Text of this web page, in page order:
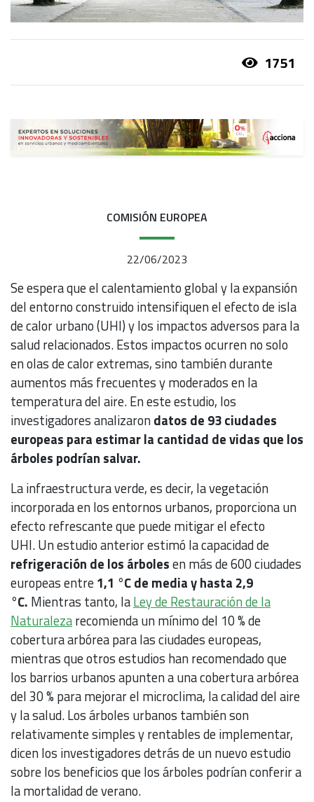
1751
COMISIÓN EUROPEA
22/06/2023
Se espera que el calentamiento global y la expansión
del entorno construido intensifiquen el efecto de isla
de calor urbano (UHI) y los impactos adversos para la
salud relacionados. Estos impactos ocurren no solo
en olas de calor extremas, sino también durante
aumentos más frecuentes y moderados en la
temperatura del aire. En este estudio, los
investigadores analizarondatos de 93 ciudades
europeas para estimar la cantidad de vidas que los
árboles podrían salvar.
La infraestructura verde, es decir, la vegetación
incorporada en los entornos urbanos, proporciona un
efecto refrescante que puede mitigar el efecto
UHI. Un estudio anterior estimó la capacidad de
refrigeración de los árbolesen más de 600 ciudades
europeas entre1,1 °C de media y hasta 2,9
°C. Mientras tanto, laLey de Restauración de la
Naturalezarecomienda un mínimo del 10 % de
cobertura arbórea para las ciudades europeas,
mientras que otros estudios han recomendado que
los barrios urbanos apunten a una cobertura arbórea
del 30 % para mejorar el microclima, la calidad del aire
y la salud. Los árboles urbanos también son
relativamente simples y rentables de implementar,
dicen los investigadores detrás de un nuevo estudio
sobre los beneficios que los árboles podrían conferir a
la mortalidad de verano.